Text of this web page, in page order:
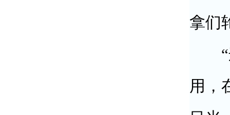
拿们
“这
用，